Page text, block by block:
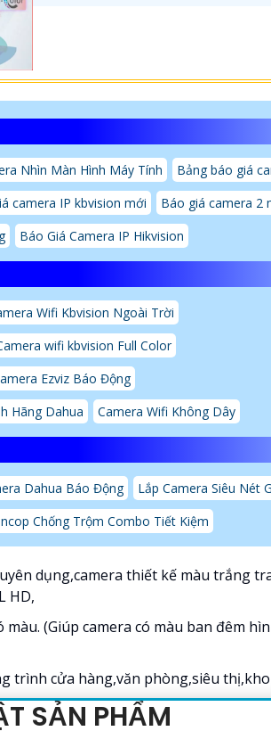
Nhìn Màn Hình Máy Tính
Bảng báo giá
camera IP kbvision mới
Báo giá camera 2
Báo Giá Camera IP Hikvision
Wifi Kbvision Ngoài Trời
wifi kbvision Full Color
Ezviz Báo Động
Hãng Dahua
Camera Wifi Không Dây
Dahua Báo Động
Lắp Camera Siêu Nét
Chống Trộm Combo Tiết Kiệm
dụng,camera thiết kế màu trắng
HD,
(Giúp camera có màu ban đêm
trình cửa hàng,văn phòng,siêu thị,kho
SẢN PHẨM